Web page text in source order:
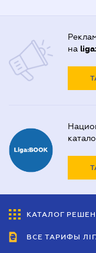
на
КАТАЛОГ
ВСЕ ТАРИФЫ